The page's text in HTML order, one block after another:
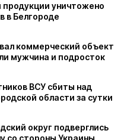
продукции уничтожено
в Белгороде
коммерческий объект
мужчина и подросток
ВСУ сбиты над
области за сутки
округ подверглись
со стороны Украины